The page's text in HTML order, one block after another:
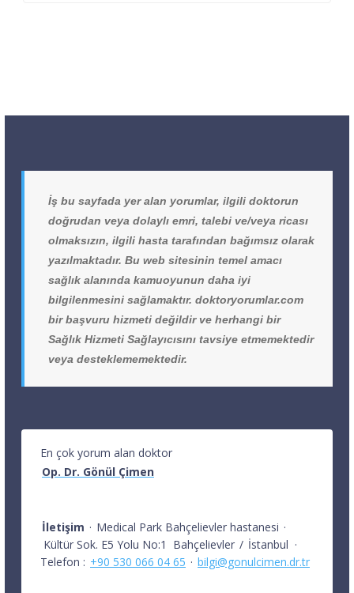
İş bu sayfada yer alan yorumlar, ilgili doktorun
doğrudan veya dolaylı emri, talebi ve/veya ricası
olmaksızın, ilgili hasta tarafından bağımsız olarak
yazılmaktadır. Bu web sitesinin temel amacı
sağlık alanında kamuoyunun daha iyi
bilgilenmesini sağlamaktır. doktoryorumlar.com
bir başvuru hizmeti değildir ve herhangi bir
Sağlık Hizmeti Sağlayıcısını tavsiye etmemektedir
veya desteklememektedir.
En çok yorum alan doktor
Op. Dr. Gönül Çimen
İletişim · Medical Park Bahçelievler hastanesi ·
Kültür Sok. E5 Yolu No:1
Bahçelievler / İstanbul ·
Telefon : +90 530 066 04 65 · bilgi@gonulcimen.dr.tr